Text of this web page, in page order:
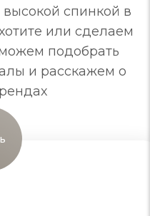
спинкой в
или сделаем
подобрать
и расскажем о